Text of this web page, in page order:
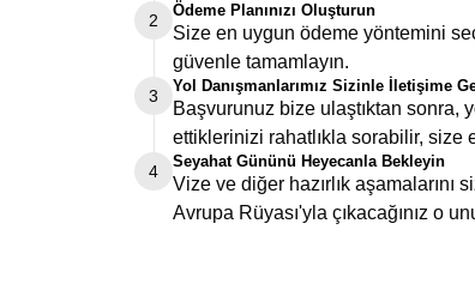
2
Ödeme Planınızı Oluşturun
Size en uygun ödeme yöntemini
güvenle tamamlayın.
3
Yol Danışmanlarımız Sizinle İletişime
Başvurunuz bize ulaştıktan sonra,
ettiklerinizi rahatlıkla sorabilir, size
4
Seyahat Gününü Heyecanla Bekleyin
Vize ve diğer hazırlık aşamalarını
Avrupa Rüyası'yla çıkacağınız o